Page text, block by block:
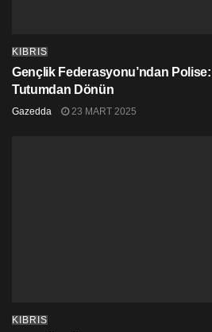
KIBRIS
Gençlik Federasyonu’ndan
Tutumdan Dönün
Gazedda 23 MART 2025
KIBRIS